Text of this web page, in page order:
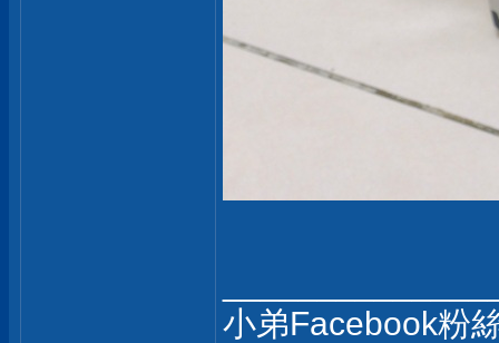
小弟Facebook粉